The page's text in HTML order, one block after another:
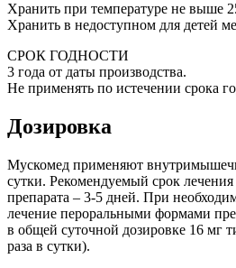
Хранить при температуре не выше
Хранить в недоступном для детей
СРОК ГОДНОСТИ
3 года от даты производства.
Не применять по истечении срока
Дозировка
Мускомед применяют
сутки. Рекомендуемый срок
препарата – 3-5 дней. При
лечение пероральными формами
в общей суточной дозировке 16 мг
раза в сутки).